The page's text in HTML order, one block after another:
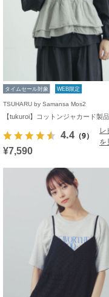
タイムセール対象 WEB限定
TSUHARU by Samansa Mos2
4.4 （9）
レ
を
¥7,590